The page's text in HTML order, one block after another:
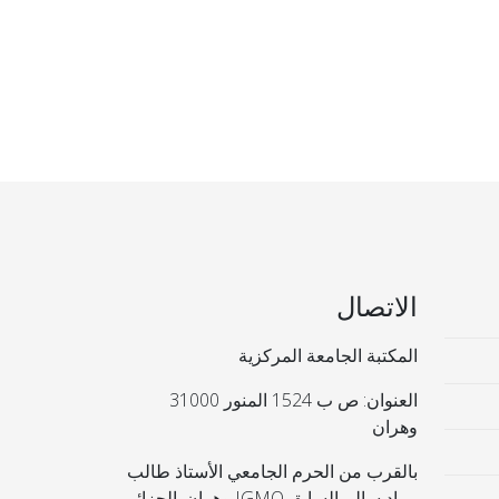
الاتصال
المكتبة الجامعة المركزية
العنوان: ص ب 1524 المنور 31000
وهران
بالقرب من الحرم الجامعي الأستاذ طالب